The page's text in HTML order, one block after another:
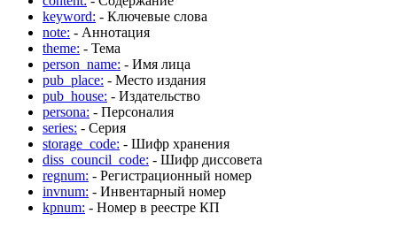
keyword: - Ключевые слова
note: - Аннотация
theme: - Тема
person_name: - Имя лица
pub_place: - Место издания
pub_house: - Издательство
persona: - Персоналия
series: - Серия
storage_code: - Шифр хранения
diss_council_code: - Шифр диссовета
regnum: - Регистрационный номер
invnum: - Инвентарный номер
kpnum: - Номер в реестре КП